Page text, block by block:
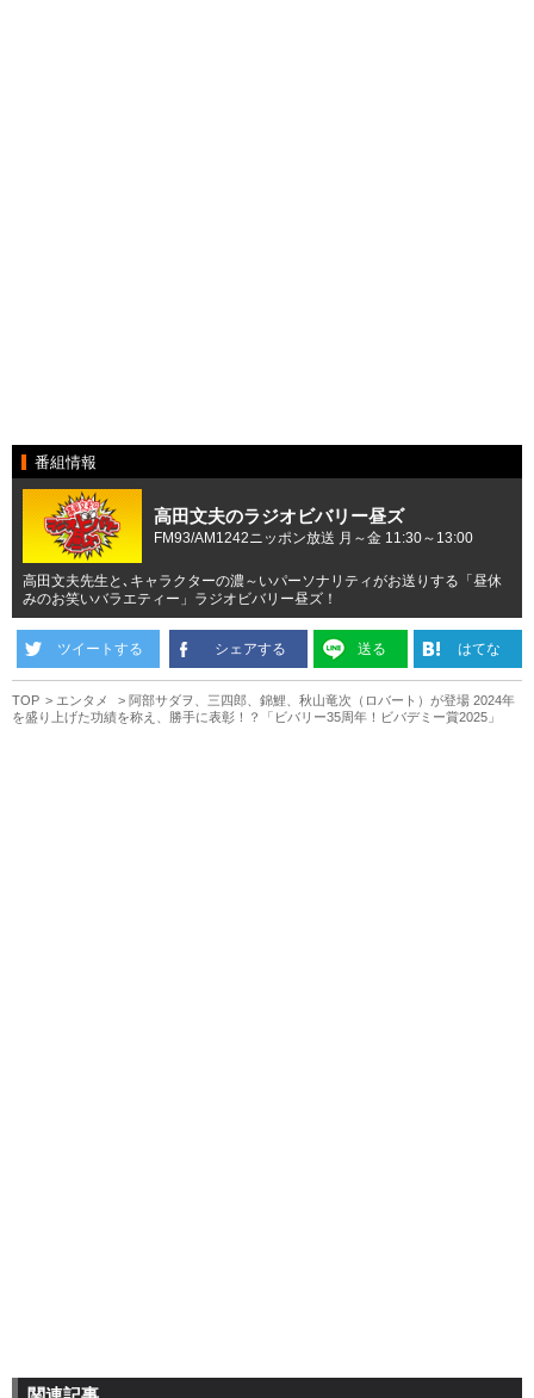
番組情報
高田文夫のラジオビバリー昼ズ
FM93/AM1242ニッポン放送 月～金 11:30～13:00
高田文夫先生と､キャラクターの濃～いパーソナリティがお送りする「昼休
みのお笑いバラエティー」ラジオビバリー昼ズ！
ツイートする シェアする 送る はてな
TOP エンタメ
阿部サダヲ、三四郎、錦鯉、秋山竜次（ロバート）が登場 2024年
を盛り上げた功績を称え、勝手に表彰！？「ビバリー35周年！ビバデミー賞2025」